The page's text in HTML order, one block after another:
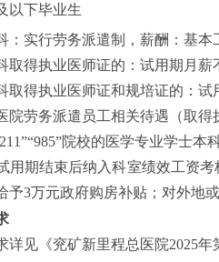
以下毕业生
：实行劳务派遣制，薪酬：基本
取得执业医师证的：试用期月薪
取得执业医师证和规培证的：试
院劳务派遣员工相关待遇（取得
院校的医学专业学士
用期结束后纳入科室绩效工资
予3万元政府购房补贴 ； 对外地
详见《兖矿新里程总医院2025年